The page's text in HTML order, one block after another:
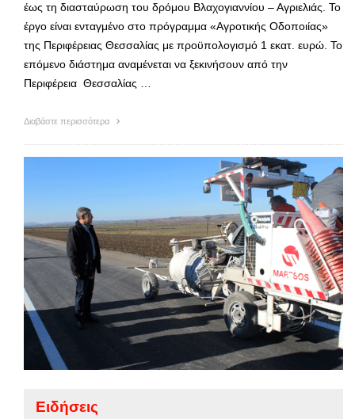
έως τη διασταύρωση του δρόμου Βλαχογιαννίου – Αγριελιάς. Το
έργο είναι ενταγμένο στο πρόγραμμα «Αγροτικής Οδοποιίας»
της Περιφέρειας Θεσσαλίας με προϋπολογισμό 1 εκατ. ευρώ. Το
επόμενο διάστημα αναμένεται να ξεκινήσουν από την
Περιφέρεια Θεσσαλίας …
Διαβάστε περισσότερα
Ειδήσεις